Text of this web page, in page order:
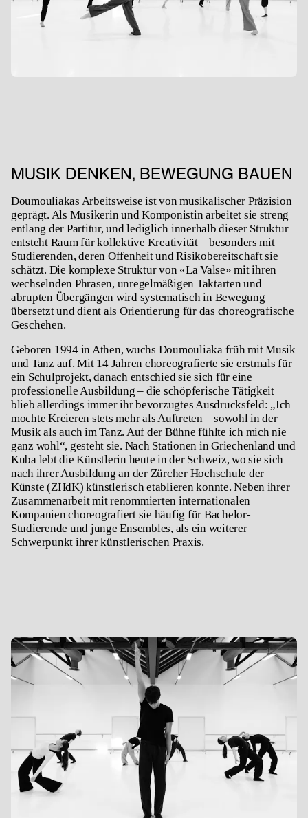
MUSIK DENKEN, BEWEGUNG BAUEN
Doumouliakas Arbeitsweise ist von musikalischer Präzision
geprägt. Als Musikerin und Komponistin arbeitet sie streng
entlang der Partitur, und lediglich innerhalb dieser Struktur
entsteht Raum für kollektive Kreativität – besonders mit
Studierenden, deren Offenheit und Risikobereitschaft sie
schätzt. Die komplexe Struktur von «La Valse» mit ihren
wechselnden Phrasen, unregelmäßigen Taktarten und
abrupten Übergängen wird systematisch in Bewegung
übersetzt und dient als Orientierung für das choreografische
Geschehen.
Geboren 1994 in Athen, wuchs Doumouliaka früh mit Musik
und Tanz auf. Mit 14 Jahren choreografierte sie erstmals für
ein Schulprojekt, danach entschied sie sich für eine
professionelle Ausbildung – die schöpferische Tätigkeit
blieb allerdings immer ihr bevorzugtes Ausdrucksfeld: „Ich
mochte Kreieren stets mehr als Auftreten – sowohl in der
Musik als auch im Tanz. Auf der Bühne fühlte ich mich nie
ganz wohl“, gesteht sie. Nach Stationen in Griechenland und
Kuba lebt die Künstlerin heute in der Schweiz, wo sie sich
nach ihrer Ausbildung an der Zürcher Hochschule der
Künste (ZHdK) künstlerisch etablieren konnte. Neben ihrer
Zusammenarbeit mit renommierten internationalen
Kompanien choreografiert sie häufig für Bachelor-
Studierende und junge Ensembles, als ein weiterer
Schwerpunkt ihrer künstlerischen Praxis.